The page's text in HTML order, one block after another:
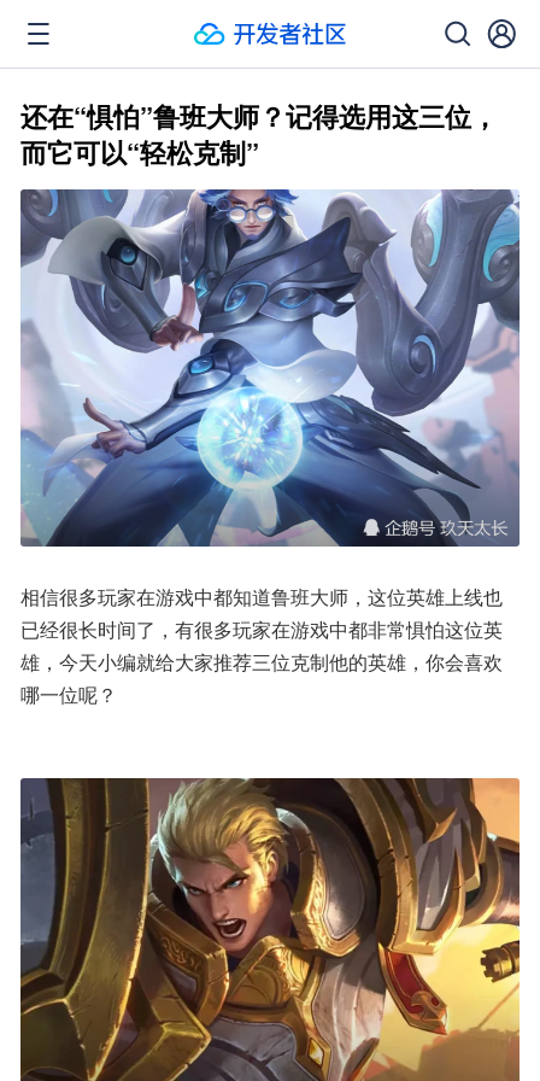
还在“惧怕”鲁班大师？记得选用这三位，
而它可以“轻松克制”
相信很多玩家在游戏中都知道鲁班大师，这位英雄上线也
已经很长时间了，有很多玩家在游戏中都非常惧怕这位英
雄，今天小编就给大家推荐三位克制他的英雄，你会喜欢
哪一位呢？